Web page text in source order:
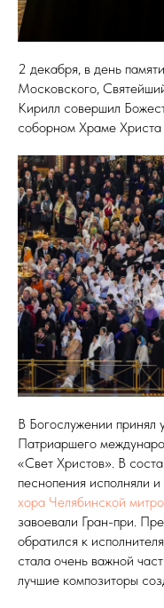
2 декабря, в день
Московского,
Кирилл совершил
соборном Храме
В Богослужении принял
Патриаршего
«Свет Христов». В
песнопения исполняли и
хора Челябинской
завоевали Гран-при.
обратился к
стала очень важной
лучшие композиторы